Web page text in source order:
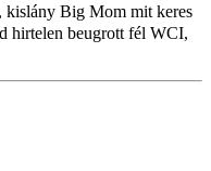
kislány Big Mom mit keres
hirtelen beugrott fél WCI,